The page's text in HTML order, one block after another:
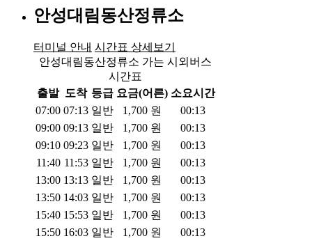
안성대림동산정류소
터미널 안내 시간표 상세보기
안성대림동산정류소 가는 시외버스
시간표
출발 도착 등급 요금(어른) 소요시간
07:00 07:13 일반 1,700 원
00:13
09:00 09:13 일반 1,700 원
00:13
09:10 09:23 일반 1,700 원
00:13
11:40 11:53 일반 1,700 원
00:13
13:00 13:13 일반 1,700 원
00:13
13:50 14:03 일반 1,700 원
00:13
15:40 15:53 일반 1,700 원
00:13
15:50 16:03 일반 1,700 원
00:13